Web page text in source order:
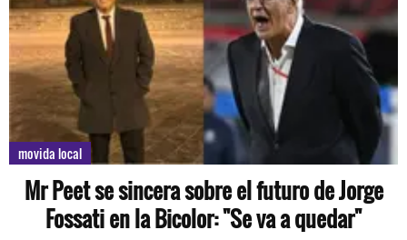
movida local
Mr Peet se sincera sobre el futuro de Jorge
Fossati en la Bicolor: "Se va a quedar"